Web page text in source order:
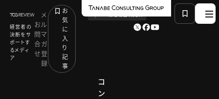
経営者の
決断をサ
ポートす
るメディ
ア
お
問
合
せ
メ
ル
マ
ガ
登
録
お
気
に
入
り
記
事
コ
ン